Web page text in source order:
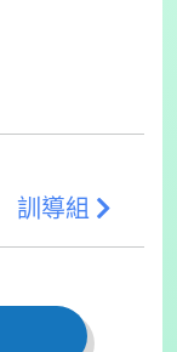
訓導組